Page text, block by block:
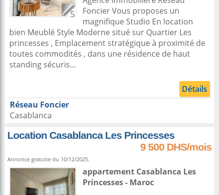
5
Foncier Vous proposes un
magnifique Studio En location
bien Meublé Style Moderne situé sur Quartier Les
princesses , Emplacement stratégique à proximité de
toutes commodités , dans une résidence de haut
standing sécuris...
Détails
Réseau Foncier
Casablanca
Location Casablanca Les Princesses
9 500 DHS/mois
Annonce gratuite du 10/12/2025.
appartement Casablanca Les
Princesses - Maroc